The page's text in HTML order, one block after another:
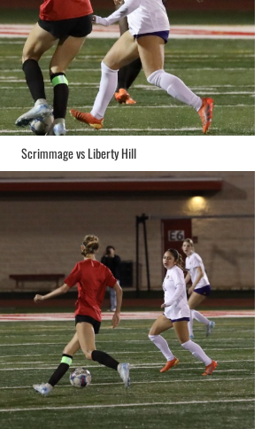
Scrimmage vs Liberty Hill